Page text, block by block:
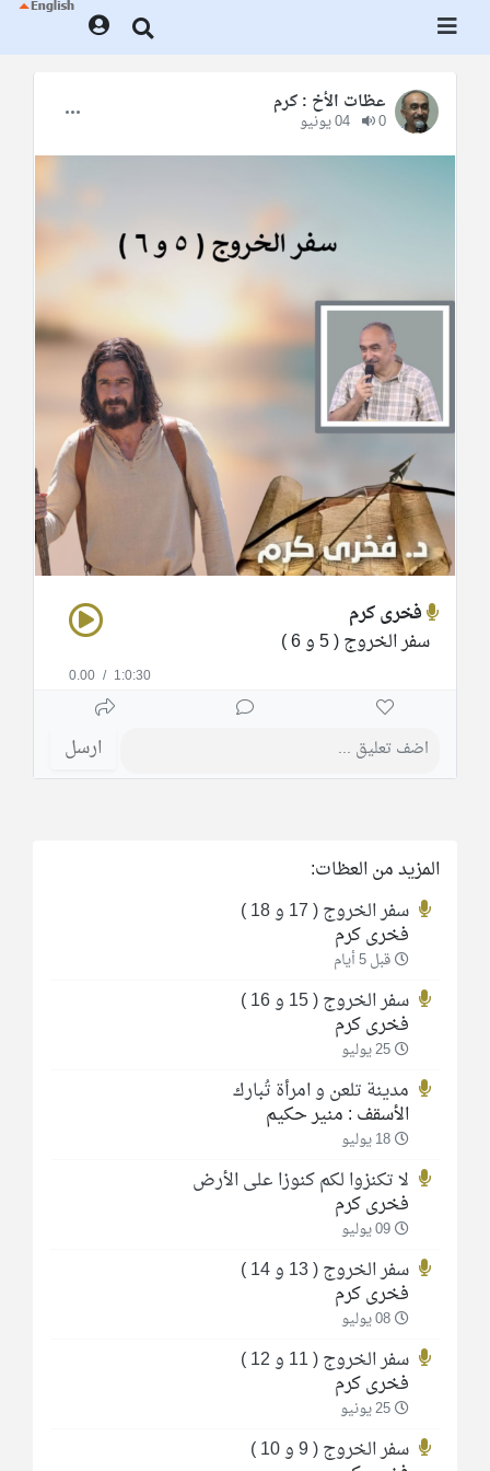
عظات الأخ : كرم
0
فخرى كرم
سفر الخروج ( 5 و 6 )
0.00 / 1:0:30
ارسل
المزيد من العظات:
سفر الخروج ( 17 و 18 )
فخرى كرم
قبل 5 أيام
سفر الخروج ( 15 و 16 )
فخرى كرم
25 يوليو
مدينة تلعن و امرأة تُبارك
الأسقف : منير حكيم
18 يوليو
لا تكنزوا لكم كنوزا على الأرض
فخرى كرم
09 يوليو
سفر الخروج ( 13 و 14 )
فخرى كرم
08 يوليو
سفر الخروج ( 11 و 12 )
فخرى كرم
25 يونيو
سفر الخروج ( 9 و 10 )